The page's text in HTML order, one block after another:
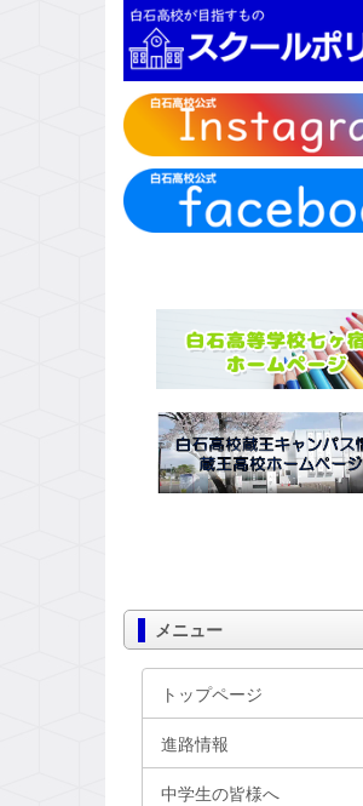
メニュー
トップページ
進路情報
中学生の皆様へ